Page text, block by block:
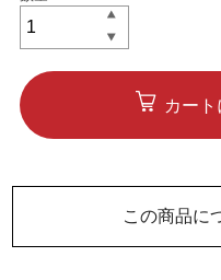
カート
この商品に